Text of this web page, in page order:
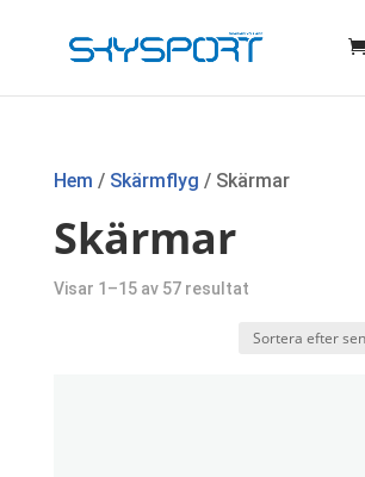
Hem / Skärmflyg / Skärmar
Skärmar
Visar 1–15 av 57 resultatSortera